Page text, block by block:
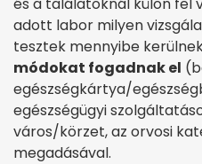
adott labor milyen
tesztek mennyibe
módokat fogadnak el
egészségkártya/
egészségügyi
város/körzet, az orvosi
megadásával.